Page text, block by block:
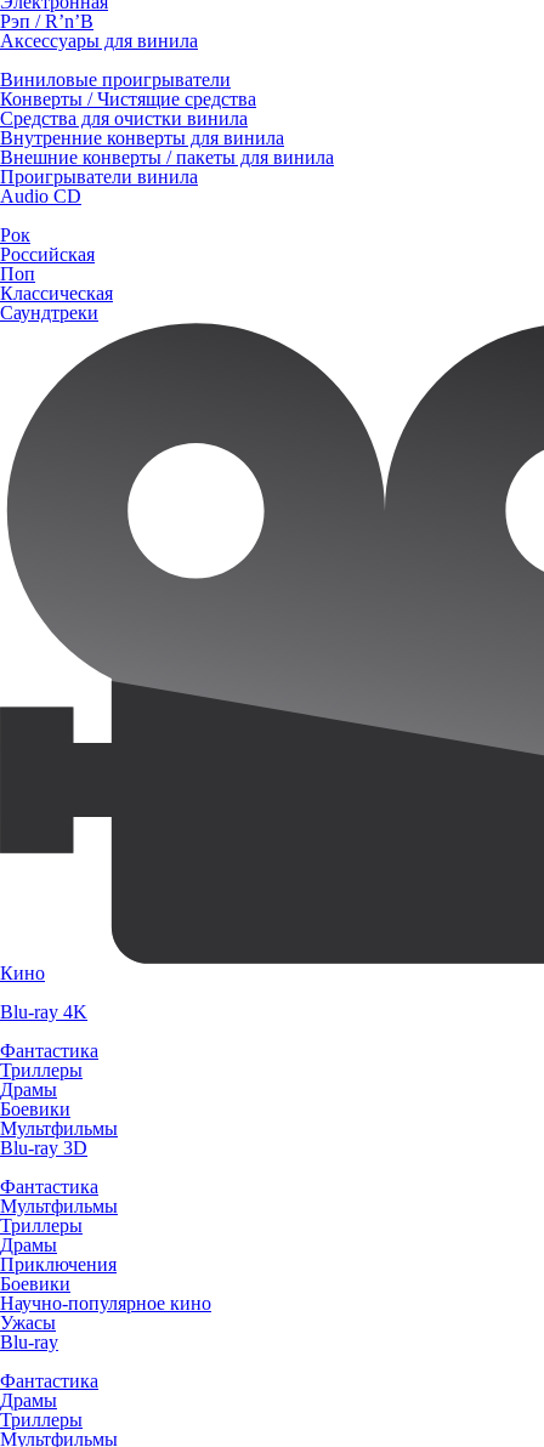
Рэп / R’n’B
Аксессуары для винила
Виниловые проигрыватели
Конверты / Чистящие средства
Средства для очистки винила
Внутренние конверты для винила
Внешние конверты / пакеты для винила
Проигрыватели винила
Audio CD
Рок
Российская
Поп
Классическая
Саундтреки
Кино
Blu-ray 4K
Фантастика
Триллеры
Драмы
Боевики
Мультфильмы
Blu-ray 3D
Фантастика
Мультфильмы
Триллеры
Драмы
Приключения
Боевики
Научно-популярное кино
Ужасы
Blu-ray
Фантастика
Драмы
Триллеры
Мультфильмы